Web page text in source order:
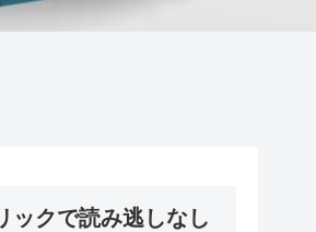
クで読み逃しなし